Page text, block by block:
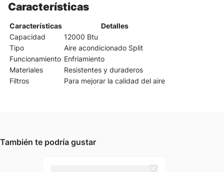
Características
Características
Detalles
Capacidad
12000 Btu
Tipo
Aire acondicionado Split
Funcionamiento Enfriamiento
Materiales
Resistentes y duraderos
Filtros
Para mejorar la calidad del aire
También te podría gustar